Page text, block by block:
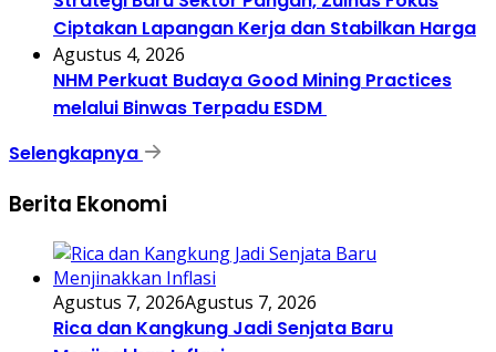
Ciptakan Lapangan Kerja dan Stabilkan Harga
Agustus 4, 2026
NHM Perkuat Budaya Good Mining Practices
melalui Binwas Terpadu ESDM
Selengkapnya
Berita Ekonomi
Agustus 7, 2026Agustus 7, 2026
Rica dan Kangkung Jadi Senjata Baru